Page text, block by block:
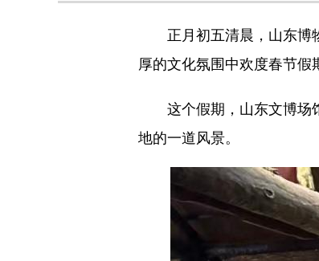
正月初五清晨，山东博物
厚的文化氛围中欢度春节假
这个假期，山东文博场馆
地的一道风景。